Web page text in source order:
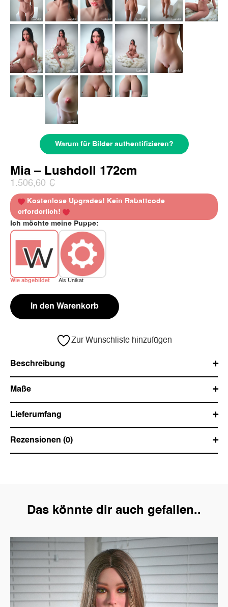
Warum für Bilder authentifizieren?
Mia – Lushdoll 172cm
1.506,60 €
Kostenlose Upgrades! Kein Rabattcode
erforderlich!
Ich möchte meine Puppe:
Wie abgebildet Als Unikat
In den Warenkorb
Zur Wunschliste hinzufügen
Beschreibung
Maße
Lieferumfang
Rezensionen (0)
Das könnte dir auch gefallen..